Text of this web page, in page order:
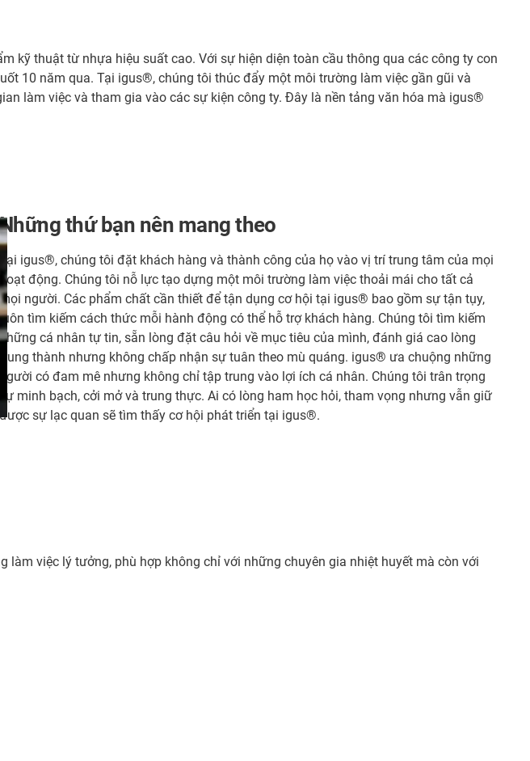
kỹ thuật từ nhựa hiệu suất cao. Với sự hiện diện toàn cầu thông qua các công ty con
10 năm qua. Tại igus®, chúng tôi thúc đẩy một môi trường làm việc gần gũi và
làm việc và tham gia vào các sự kiện công ty. Đây là nền tảng văn hóa mà igus®
Những thứ bạn nên mang theo
Tại igus®, chúng tôi đặt khách hàng và thành công của họ vào vị trí trung tâm của mọi
hoạt động. Chúng tôi nỗ lực tạo dựng một môi trường làm việc thoải mái cho tất cả
mọi người. Các phẩm chất cần thiết để tận dụng cơ hội tại igus® bao gồm sự tận tụy,
luôn tìm kiếm cách thức mỗi hành động có thể hỗ trợ khách hàng. Chúng tôi tìm kiếm
những cá nhân tự tin, sẵn lòng đặt câu hỏi về mục tiêu của mình, đánh giá cao lòng
trung thành nhưng không chấp nhận sự tuân theo mù quáng. igus® ưa chuộng những
người có đam mê nhưng không chỉ tập trung vào lợi ích cá nhân. Chúng tôi trân trọng
sự minh bạch, cởi mở và trung thực. Ai có lòng ham học hỏi, tham vọng nhưng vẫn giữ
được sự lạc quan sẽ tìm thấy cơ hội phát triển tại igus®.
việc lý tưởng, phù hợp không chỉ với những chuyên gia nhiệt huyết mà còn với